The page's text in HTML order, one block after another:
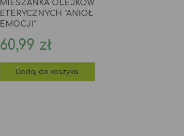
MIESZANKA OLEJKÓW
ETERYCZNYCH "ANIOŁ
EMOCJI"
Cena
60,99 zł
Dodaj do koszyka